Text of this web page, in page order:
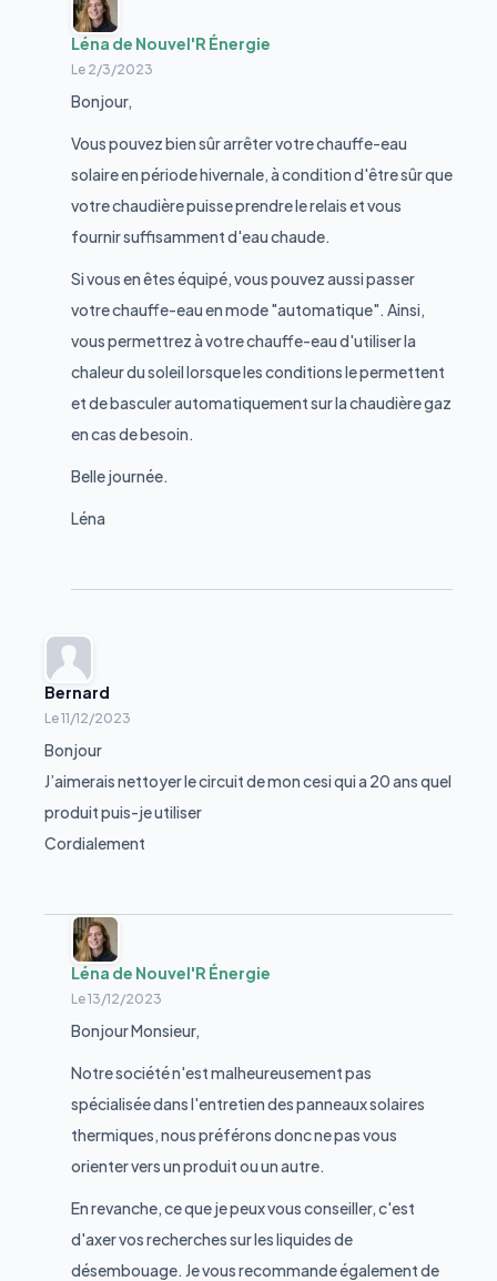
Léna de Nouvel'R Énergie
Le 2/3/2023
Bonjour,
Vous pouvez bien sûr arrêter votre chauffe-eau
solaire en période hivernale, à condition d'être sûr que
votre chaudière puisse prendre le relais et vous
fournir suffisamment d'eau chaude.
Si vous en êtes équipé, vous pouvez aussi passer
votre chauffe-eau en mode "automatique". Ainsi,
vous permettrez à votre chauffe-eau d'utiliser la
chaleur du soleil lorsque les conditions le permettent
et de basculer automatiquement sur la chaudière gaz
en cas de besoin.
Belle journée.
Léna
Bernard
Le11/12/2023
Bonjour
J’aimerais nettoyer le circuit de mon cesi qui a 20 ans quel
produit puis-je utiliser
Cordialement
Léna de Nouvel'R Énergie
Le13/12/2023
Bonjour Monsieur,
Notre société n'est malheureusement pas
spécialisée dans l'entretien des panneaux solaires
thermiques, nous préférons donc ne pas vous
orienter vers un produit ou un autre.
En revanche, ce que je peux vous conseiller, c'est
d'axer vos recherches sur les liquides de
désembouage. Je vous recommande également de